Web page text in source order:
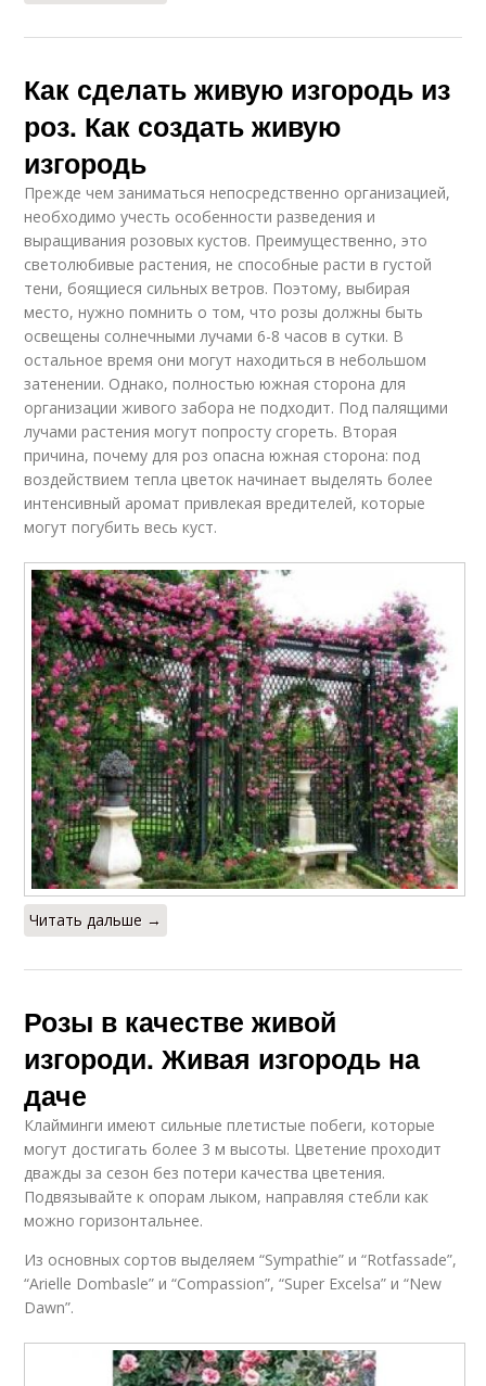
Как сделать живую изгородь из
роз. Как создать живую
изгородь
Прежде чем заниматься непосредственно организацией,
необходимо учесть особенности разведения и
выращивания розовых кустов. Преимущественно, это
светолюбивые растения, не способные расти в густой
тени, боящиеся сильных ветров. Поэтому, выбирая
место, нужно помнить о том, что розы должны быть
освещены солнечными лучами 6-8 часов в сутки. В
остальное время они могут находиться в небольшом
затенении. Однако, полностью южная сторона для
организации живого забора не подходит. Под палящими
лучами растения могут попросту сгореть. Вторая
причина, почему для роз опасна южная сторона: под
воздействием тепла цветок начинает выделять более
интенсивный аромат привлекая вредителей, которые
могут погубить весь куст.
Читать дальше →
Розы в качестве живой
изгороди. Живая изгородь на
даче
Клайминги имеют сильные плетистые побеги, которые
могут достигать более 3 м высоты. Цветение проходит
дважды за сезон без потери качества цветения.
Подвязывайте к опорам лыком, направляя стебли как
можно горизонтальнее.
Из основных сортов выделяем “Sympathie” и “Rotfassade”,
“Arielle Dombasle” и “Compassion”, “Super Excelsa” и “New
Dawn”.